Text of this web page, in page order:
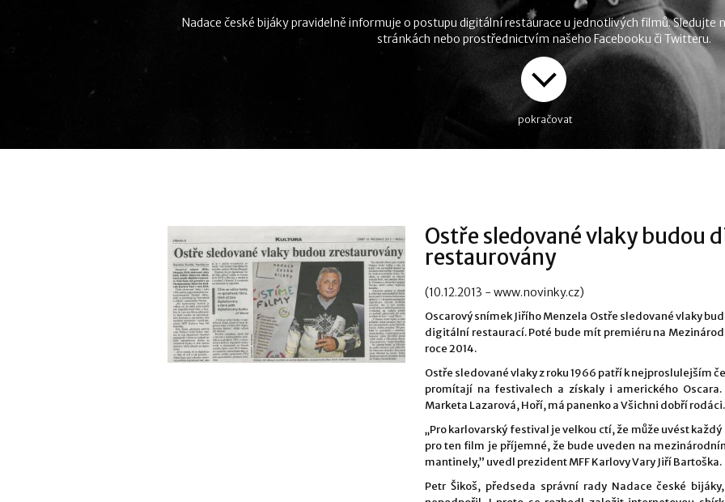
Nadace české bijáky pravidelně informuje o postupu digitální restaurace u jednotlivých filmů. Sledujte
stránkách nebo prostřednictvím našeho Facebooku či Twitteru.
pokračovat
Ostře sledované vlaky budou
restaurovány
(10.12.2013 - www.novinky.cz)
Oscarový snímek Jiřího Menzela Ostře sledované vlaky
digitální restaurací. Poté bude mít premiéru na
roce 2014.
Ostře sledované vlaky z roku 1966 patří k nejproslulejším
promítají na festivalech a získaly i amerického
Marketa Lazarová, Hoří, má panenko a Všichni dobří rodáci.
„Pro karlovarský festival je velkou ctí, že může uvést
pro ten film je příjemné, že bude uveden na
mantinely,” uvedl prezident MFF Karlovy Vary Jiří Bartoška.
Petr Šikoš, předseda správní rady Nadace české